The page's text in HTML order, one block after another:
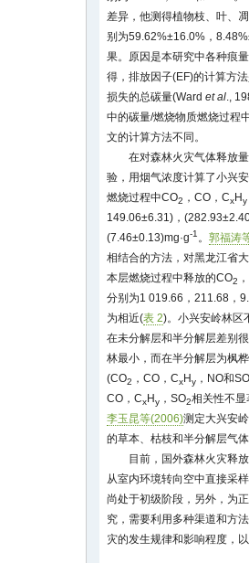
差异，他测得植物枝、叶、
别为59.62%±16.0%，
果。原因是本研究中各种痕
得，排放因子(EF)的计算方
损失的总碳量(Ward et al.,
中的碳量/燃烧物质燃烧过程
文的计算方法不同。
在对森林火灾气体释放
验，用烟气浓度计算了小兴
燃烧过程中CO2 ，CO，CxHy
149.06±6.31)，
(7.46±0.13)mg·g-1 。 郭福涛
相结合的方法，对黑龙江省
本层燃烧过程中释放的CO2
分别为1 019.66，211.68，
为相近(表 2)。小兴安岭林区
在未分解层和半分解层差别
林最小，而在半分解层为枫
(CO2 ，CO，CxHy ，NO和SO
CO，CxHy ，SO2相关性不
李玉昆等(2006)测定大兴安
的草本、枯枝和半分解层气
目前，国外森林火灾释
从室内环境转向空中直接采
尚处于初级阶段，另外，为
究，需要利用多种渠道和方
灾的发生规律和影响程度，